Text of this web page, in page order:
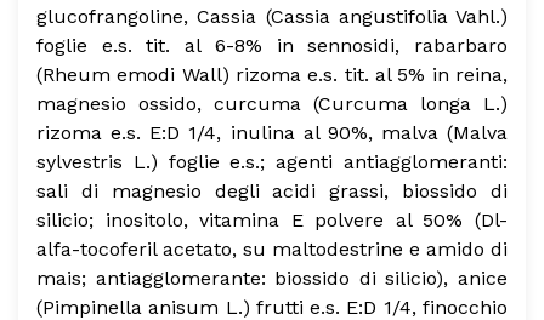
glucofrangoline, Cassia (Cassia angustifolia Vahl.)
foglie e.s. tit. al 6-8% in sennosidi, rabarbaro
(Rheum emodi Wall) rizoma e.s. tit. al 5% in reina,
magnesio ossido, curcuma (Curcuma longa L.)
rizoma e.s. E:D 1/4, inulina al 90%, malva (Malva
sylvestris L.) foglie e.s.; agenti antiagglomeranti:
sali di magnesio degli acidi grassi, biossido di
silicio; inositolo, vitamina E polvere al 50% (Dl-
alfa-tocoferil acetato, su maltodestrine e amido di
mais; antiagglomerante: biossido di silicio), anice
(Pimpinella anisum L.) frutti e.s. E:D 1/4, finocchio